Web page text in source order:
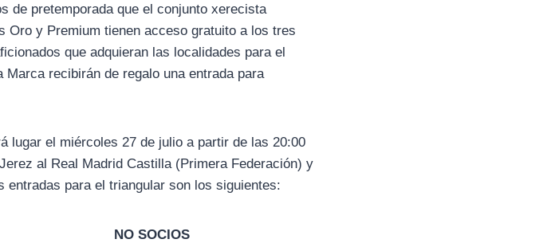
de pretemporada que el conjunto xerecista
Oro y Premium tienen acceso gratuito a los tres
que adquieran las localidades para el
recibirán de regalo una entrada para
lugar el miércoles 27 de julio a partir de las 20:00
al Real Madrid Castilla (Primera Federación) y
para el triangular son los siguientes:
NO SOCIOS